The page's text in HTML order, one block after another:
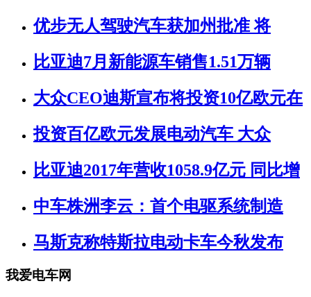
优步无人驾驶汽车获加州批准 将
比亚迪7月新能源车销售1.51万辆
大众CEO迪斯宣布将投资10亿欧元在
投资百亿欧元发展电动汽车 大众
比亚迪2017年营收1058.9亿元 同比增
中车株洲李云：首个电驱系统制造
马斯克称特斯拉电动卡车今秋发布
我爱电车网